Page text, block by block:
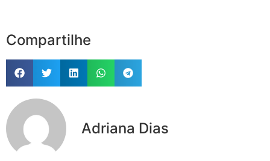
Compartilhe
Adriana Dias